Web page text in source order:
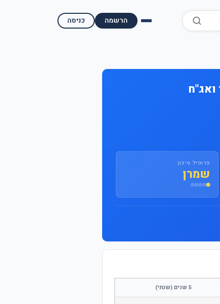
כניסה הרשמה
השוואת בתי השקעות למסחר עצמאי
אודות גמל טופ
פרופיל סיכון
שמרן
5 שנים (שנתי)